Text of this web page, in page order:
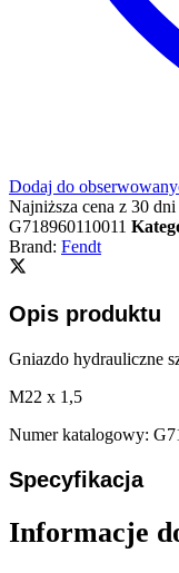
Dodaj do
Najniższa cena z 30 dni
G718960110011
Brand: Fendt
Opis produktu
Gniazdo hydrauliczne
M22 x 1,5
Numer katalogowy:
Specyfikacja
Informacje